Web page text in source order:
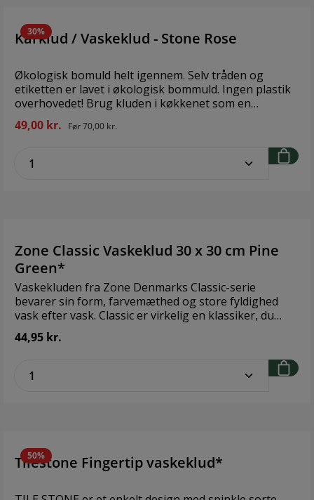
Pasningsvejledning: Maskinvask ved 40°C. Tåler
tørretumbler.
30%
Karklud / Vaskeklud - Stone Rose
Økologisk bomuld helt igennem. Selv tråden og
etiketten er lavet i økologisk bommuld. Ingen plastik
overhovedet! Brug kluden i køkkenet som en
køkkenklud eller på badeværelset som et lille
gæstehåndklæde eller vaskeklud til ansigt og hænder.
Mål: 30 x 35 cm 100% GOTS certified organic cotton
Design: The Organic Company
49,00 kr. Før70,00 kr.
Zone Classic Vaskeklud 30 x 30 cm Pine
Green*
Vaskekluden fra Zone Denmarks Classic-serie
bevarer sin form, farvemæthed og store fyldighed
vask efter vask. Classic er virkelig en klassiker, du
bliver glad for. 100 % Øko-Tex certificeret bomuld, der
kan vaskes ved 60 °C. Design: ZONE Denmark
certificeret bomuld
44,95 kr.
50%
Tilestone Fingertip vaskeklud*